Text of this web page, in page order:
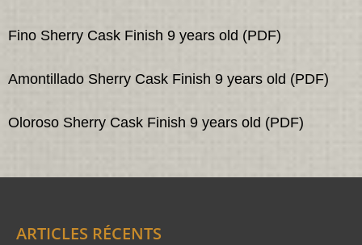
Fino Sherry Cask Finish 9 years old (PDF)
Amontillado Sherry Cask Finish 9 years old (PDF)
Oloroso Sherry Cask Finish 9 years old (PDF)
ARTICLES RÉCENTS